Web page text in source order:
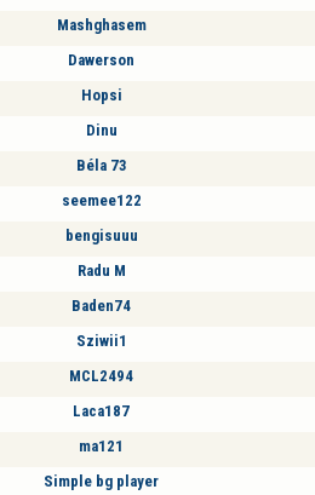
Mashghasem
Dawerson
Hopsi
Dinu
Béla 73
seemee122
bengisuuu
Radu M
Baden74
Sziwii1
MCL2494
Laca187
ma121
Simple bg player